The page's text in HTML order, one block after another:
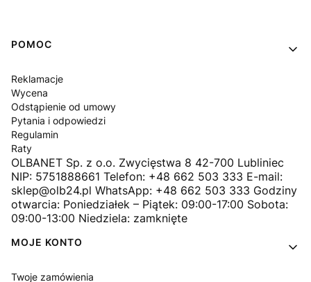
Linki w stopce
POMOC
Reklamacje
Wycena
Odstąpienie od umowy
Pytania i odpowiedzi
Regulamin
Raty
OLBANET Sp. z o.o. Zwycięstwa 8 42-700 Lubliniec
NIP: 5751888661 Telefon: +48 662 503 333 E-mail:
sklep@olb24.pl WhatsApp: +48 662 503 333 Godziny
otwarcia: Poniedziałek – Piątek: 09:00-17:00 Sobota:
09:00-13:00 Niedziela: zamknięte
MOJE KONTO
Twoje zamówienia